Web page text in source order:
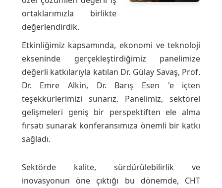
ortaklarımızla birlikte
değerlendirdik.
Etkinliğimiz kapsamında, ekonomi ve teknoloji
ekseninde gerçekleştirdiğimiz panelimize
değerli katkılarıyla katılan Dr. Gülay Savaş, Prof.
Dr. Emre Alkin, Dr. Barış Esen 'e içten
teşekkürlerimizi sunarız. Panelimiz, sektörel
gelişmeleri geniş bir perspektiften ele alma
fırsatı sunarak konferansımıza önemli bir katkı
sağladı.
Sektörde kalite, sürdürülebilirlik ve
inovasyonun öne çıktığı bu dönemde, CHT